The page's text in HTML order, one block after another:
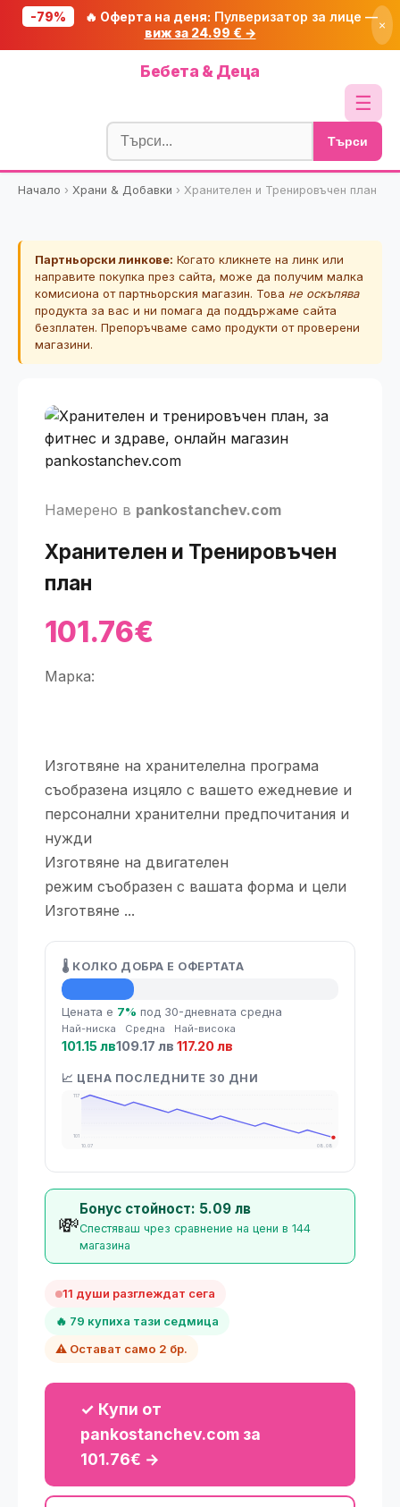
-79% 🔥 Оферта на деня: Пулверизатор за лице —
виж за 24.99 € →
×
Бебета & Деца
☰
Блог
🧮 Калкулатори
🔍 Намери продукт
🎟️ Купони
Търси
Начало › Храни & Добавки › Хранителен и Тренировъчен план
Партньорски линкове: Когато кликнете на линк или
направите покупка през сайта, може да получим малка
комисиона от партньорския магазин. Това не оскъпява
продукта за вас и ни помага да поддържаме сайта
безплатен. Препоръчваме само продукти от проверени
магазини.
Намерено в pankostanchev.com
Хранителен и Тренировъчен
план
101.76€
Марка:
Изготвяне на хранителелна програма
съобразена изцяло с вашето ежедневие и
персонални хранителни предпочитания и
нужди
Изготвяне на двигателен
режим съобразен с вашата форма и цели
Изготвяне ...
🌡️ КОЛКО ДОБРА Е ОФЕРТАТА
💡 Средна цена
Цената е 7% под 30-дневната средна
Най-ниска
101.15 лв
Средна
109.17 лв
Най-висока
117.20 лв
📈 ЦЕНА ПОСЛЕДНИТЕ 30 ДНИ
117
101
10.07
08.08
💸
Бонус стойност: 5.09 лв
Спестяваш чрез сравнение на цени в 144
магазина
11 души разглеждат сега
🔥 79 купиха тази седмица
⚠️ Остават само 2 бр.
✓ Купи от
pankostanchev.com за
101.76€ →